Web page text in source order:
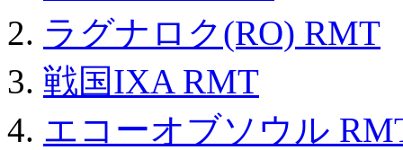
ラグナロク(RO) RMT
戦国IXA RMT
エコーオブソウル